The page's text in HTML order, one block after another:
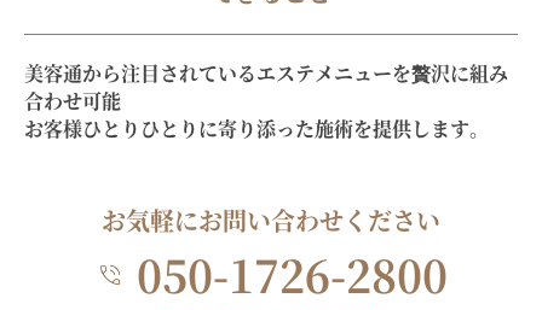
美容通から注目されているエステメニューを贅沢に組み
合わせ可能
お客様ひとりひとりに寄り添った施術を提供します。
お気軽にお問い合わせください
050-1726-2800